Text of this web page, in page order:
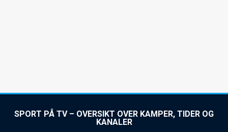
SPORT PÅ TV – OVERSIKT OVER KAMPER, TIDER OG
KANALER